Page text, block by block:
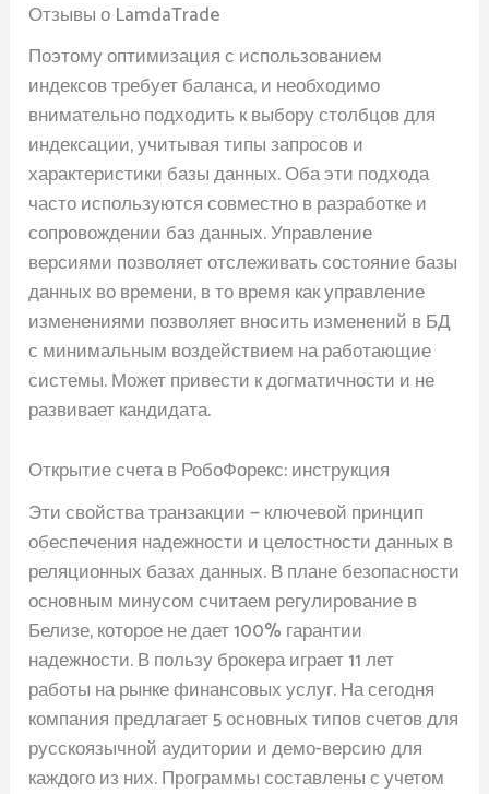
Отзывы о LamdaTrade
Поэтому оптимизация с использованием
индексов требует баланса, и необходимо
внимательно подходить к выбору столбцов для
индексации, учитывая типы запросов и
характеристики базы данных. Оба эти подхода
часто используются совместно в разработке и
сопровождении баз данных. Управление
версиями позволяет отслеживать состояние базы
данных во времени, в то время как управление
изменениями позволяет вносить изменений в БД
с минимальным воздействием на работающие
системы. Может привести к догматичности и не
развивает кандидата.
Открытие счета в РобоФорекс: инструкция
Эти свойства транзакции — ключевой принцип
обеспечения надежности и целостности данных в
реляционных базах данных. В плане безопасности
основным минусом считаем регулирование в
Белизе, которое не дает 100% гарантии
надежности. В пользу брокера играет 11 лет
работы на рынке финансовых услуг. На сегодня
компания предлагает 5 основных типов счетов для
русскоязычной аудитории и демо-версию для
каждого из них. Программы составлены с учетом